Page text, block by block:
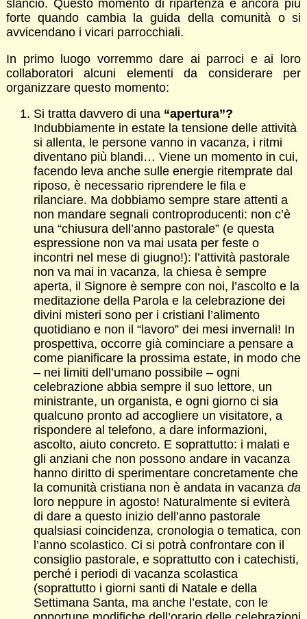
slancio. Questo momento di ripartenza è ancora più
forte quando cambia la guida della comunità o si
avvicendano i vicari parrocchiali.
In primo luogo vorremmo dare ai parroci e ai loro
collaboratori alcuni elementi da considerare per
organizzare questo momento:
Si tratta davvero di una “apertura”?
Indubbiamente in estate la tensione delle attività
si allenta, le persone vanno in vacanza, i ritmi
diventano più blandi… Viene un momento in cui,
facendo leva anche sulle energie ritemprate dal
riposo, è necessario riprendere le fila e
rilanciare. Ma dobbiamo sempre stare attenti a
non mandare segnali controproducenti: non c’è
una “chiusura dell’anno pastorale” (e questa
espressione non va mai usata per feste o
incontri nel mese di giugno!): l’attività pastorale
non va mai in vacanza, la chiesa è sempre
aperta, il Signore è sempre con noi, l’ascolto e la
meditazione della Parola e la celebrazione dei
divini misteri sono per i cristiani l’alimento
quotidiano e non il “lavoro” dei mesi invernali! In
prospettiva, occorre già cominciare a pensare a
come pianificare la prossima estate, in modo che
– nei limiti dell’umano possibile – ogni
celebrazione abbia sempre il suo lettore, un
ministrante, un organista, e ogni giorno ci sia
qualcuno pronto ad accogliere un visitatore, a
rispondere al telefono, a dare informazioni,
ascolto, aiuto concreto. E soprattutto: i malati e
gli anziani che non possono andare in vacanza
hanno diritto di sperimentare concretamente che
la comunità cristiana non è andata in vacanza da
loro neppure in agosto! Naturalmente si eviterà
di dare a questo inizio dell’anno pastorale
qualsiasi coincidenza, cronologia o tematica, con
l’anno scolastico. Ci si potrà confrontare con il
consiglio pastorale, e soprattutto con i catechisti,
perché i periodi di vacanza scolastica
(soprattutto i giorni santi di Natale e della
Settimana Santa, ma anche l’estate, con le